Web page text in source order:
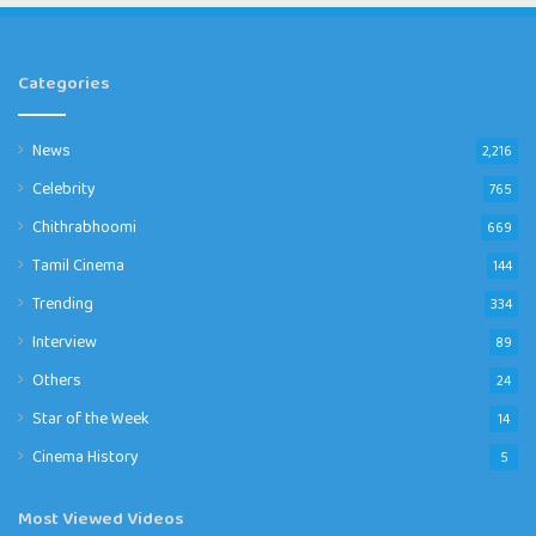
Categories
News 2,216
Celebrity 765
Chithrabhoomi 669
Tamil Cinema 144
Trending 334
Interview 89
Others 24
Star of the Week 14
Cinema History 5
Most Viewed Videos